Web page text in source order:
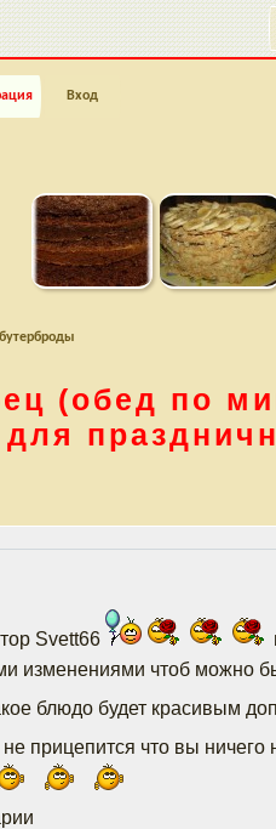
Вход
(обед по
для
Svett66
изменениями чтоб можно
блюдо будет красивым
прицепится что вы ничего